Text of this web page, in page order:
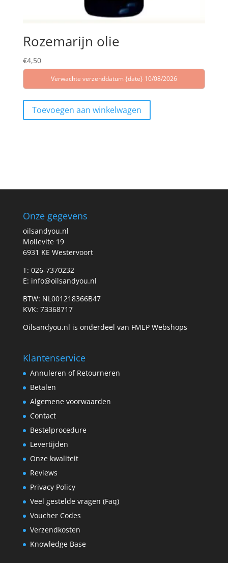
Rozemarijn olie
€4,50
Verwachte verzenddatum {date} 10/08/2026
Toevoegen aan winkelwagen
Onze gegevens
oilsandyou.nl
Mollevite 19
6931 KE Westervoort
T: 026-7370232
E: info@oilsandyou.nl
BTW: NL001218366B47
KVK: 73368717
Oilsandyou.nl is onderdeel van FMEP Webshops
Klantenservice
Annuleren of Retourneren
Betalen
Algemene voorwaarden
Contact
Bestelprocedure
Levertijden
Onze kwaliteit
Reviews
Privacy Policy
Veel gestelde vragen (Faq)
Voucher Codes
Verzendkosten
Knowledge Base